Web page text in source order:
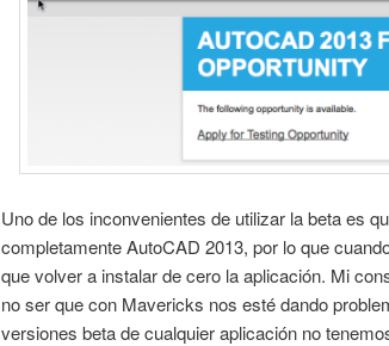
Uno de los inconvenientes de utilizar la beta es
completamente AutoCAD 2013, por lo que
que volver a instalar de cero la aplicación. Mi
no ser que con Mavericks nos esté dando
versiones beta de cualquier aplicación no